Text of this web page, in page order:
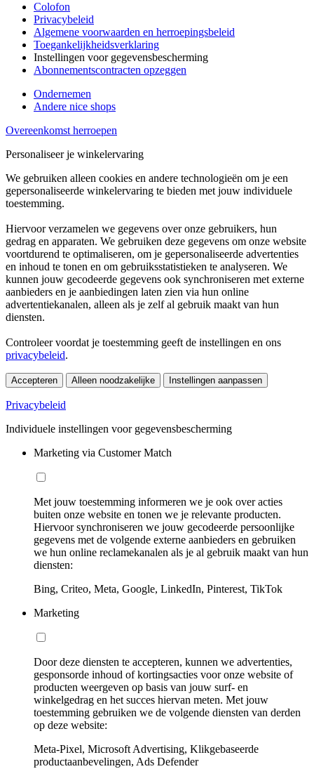
Colofon
Privacybeleid
Algemene voorwaarden en herroepingsbeleid
Toegankelijkheidsverklaring
Instellingen voor gegevensbescherming
Abonnementscontracten opzeggen
Ondernemen
Andere nice shops
Overeenkomst herroepen
Personaliseer je winkelervaring
We gebruiken alleen cookies en andere technologieën om je een
gepersonaliseerde winkelervaring te bieden met jouw individuele
toestemming.
Hiervoor verzamelen we gegevens over onze gebruikers, hun
gedrag en apparaten. We gebruiken deze gegevens om onze website
voortdurend te optimaliseren, om je gepersonaliseerde advertenties
en inhoud te tonen en om gebruiksstatistieken te analyseren. We
kunnen jouw gecodeerde gegevens ook synchroniseren met externe
aanbieders en je aanbiedingen laten zien via hun online
advertentiekanalen, alleen als je zelf al gebruik maakt van hun
diensten.
Controleer voordat je toestemming geeft de instellingen en ons
privacybeleid.
Accepteren Alleen noodzakelijke Instellingen aanpassen
Privacybeleid
Individuele instellingen voor gegevensbescherming
Marketing via Customer Match
Met jouw toestemming informeren we je ook over acties
buiten onze website en tonen we je relevante producten.
Hiervoor synchroniseren we jouw gecodeerde persoonlijke
gegevens met de volgende externe aanbieders en gebruiken
we hun online reclamekanalen als je al gebruik maakt van hun
diensten:
Bing, Criteo, Meta, Google, LinkedIn, Pinterest, TikTok
Marketing
Door deze diensten te accepteren, kunnen we advertenties,
gesponsorde inhoud of kortingsacties voor onze website of
producten weergeven op basis van jouw surf- en
winkelgedrag en het succes hiervan meten. Met jouw
toestemming gebruiken we de volgende diensten van derden
op deze website:
Meta-Pixel, Microsoft Advertising, Klikgebaseerde
productaanbevelingen, Ads Defender